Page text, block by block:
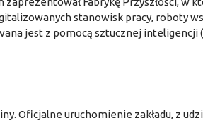
stanowisk pracy, roboty
jest z pomocą sztucznej inteligencji
Oficjalne uruchomienie zakładu, z